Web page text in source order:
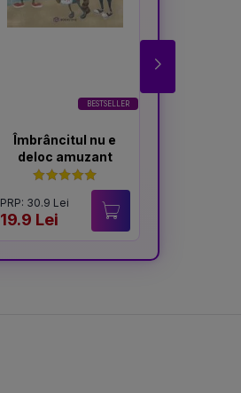
BESTSELLER
Îmbrâncitul nu e
deloc amuzant
PRP: 30.9 Lei
19.9 Lei